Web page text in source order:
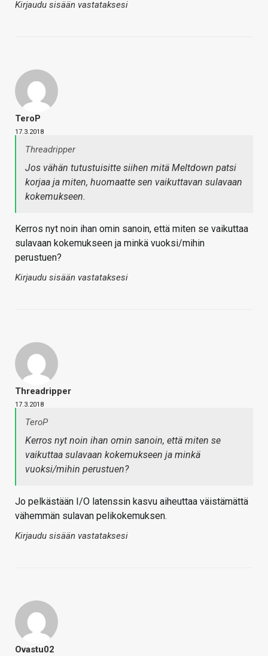
Kirjaudu sisään vastataksesi
TeroP
17.3.2018
Threadripper
Jos vähän tutustuisitte siihen mitä Meltdown patsi
korjaa ja miten, huomaatte sen vaikuttavan sulavaan
kokemukseen.
Kerros nyt noin ihan omin sanoin, että miten se vaikuttaa
sulavaan kokemukseen ja minkä vuoksi/mihin
perustuen?
Kirjaudu sisään vastataksesi
Threadripper
17.3.2018
TeroP
Kerros nyt noin ihan omin sanoin, että miten se
vaikuttaa sulavaan kokemukseen ja minkä
vuoksi/mihin perustuen?
Jo pelkästään I/O latenssin kasvu aiheuttaa väistämättä
vähemmän sulavan pelikokemuksen.
Kirjaudu sisään vastataksesi
Ovastu02